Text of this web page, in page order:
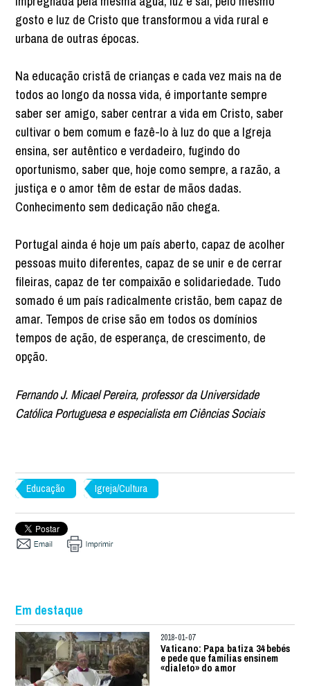
gosto e luz de Cristo que transformou a vida rural e
urbana de outras épocas.
Na educação cristã de crianças e cada vez mais na de
todos ao longo da nossa vida, é importante sempre
saber ser amigo, saber centrar a vida em Cristo, saber
cultivar o bem comum e fazê-lo à luz do que a Igreja
ensina, ser autêntico e verdadeiro, fugindo do
oportunismo, saber que, hoje como sempre, a razão, a
justiça e o amor têm de estar de mãos dadas.
Conhecimento sem dedicação não chega.
Portugal ainda é hoje um país aberto, capaz de acolher
pessoas muito diferentes, capaz de se unir e de cerrar
fileiras, capaz de ter compaixão e solidariedade. Tudo
somado é um país radicalmente cristão, bem capaz de
amar. Tempos de crise são em todos os domínios
tempos de ação, de esperança, de crescimento, de
opção.
Fernando J. Micael Pereira, professor da Universidade
Católica Portuguesa e especialista em Ciências Sociais
Educação Igreja/Cultura
Em destaque
2018-01-07
Vaticano: Papa batiza 34 bebés
e pede que famílias ensinem
«dialeto» do amor